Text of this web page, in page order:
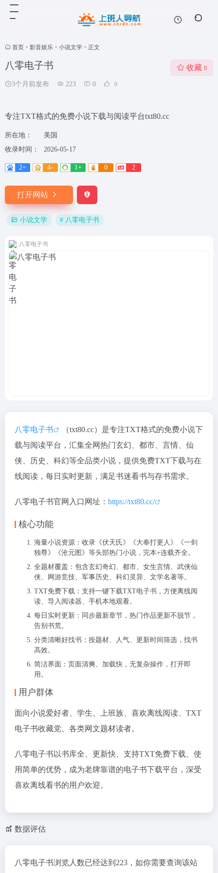
首页 • 影音娱乐 • 小说文学 • 正文
八零电子书
3个月前发布 223 0 0
收藏 0
专注TXT格式的免费小说下载与阅读平台txt80.cc
所在地：
美国
收录时间：
2026-05-17
2+ 4- 1+ 0 2
打开网站
小说文学 # 八零电子书
八零电子书
八零电子书
（txt80.cc）是专注TXT格式的免费小说下
载与阅读平台，汇集全网热门玄幻、都市、言情、仙
侠、历史、科幻等全品类小说，提供免费TXT下载与在
线阅读，每日实时更新，满足书迷看书与存书需求。
八零电子书官网入口网址： https://txt80.cc/
核心功能
海量小说资源：收录《伏天氏》《大奉打更人》《一剑
独尊》《沧元图》等头部热门小说，完本+连载齐全。
全题材覆盖：包含玄幻奇幻、都市、女生言情、武侠仙
侠、网游竞技、军事历史、科幻灵异、文学名著等。
TXT免费下载：支持一键下载TXT电子书，方便离线阅
读、导入阅读器、手机本地观看。
每日实时更新：同步最新章节，热门作品更新不脱节，
告别书荒。
分类清晰好找书：按题材、人气、更新时间筛选，找书
高效。
简洁界面：页面清爽、加载快，无复杂操作，打开即
用。
用户群体
面向小说爱好者、学生、上班族、喜欢离线阅读、TXT
电子书收藏党、各类网文题材读者。
八零电子书以书库全、更新快、支持TXT免费下载、使
用简单的优势，成为老牌靠谱的电子书下载平台，深受
喜欢离线看书的用户欢迎。
数据评估
八零电子书浏览人数已经达到223，如你需要查询该站